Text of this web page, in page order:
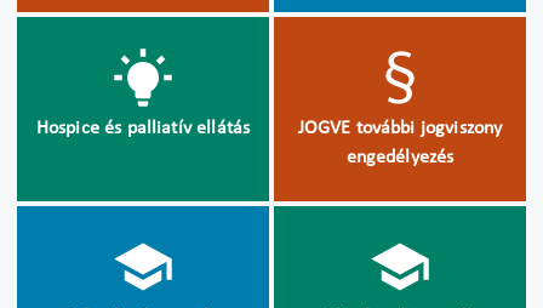
Hospice és palliatív ellátás
JOGVE további jogviszony
engedélyezés